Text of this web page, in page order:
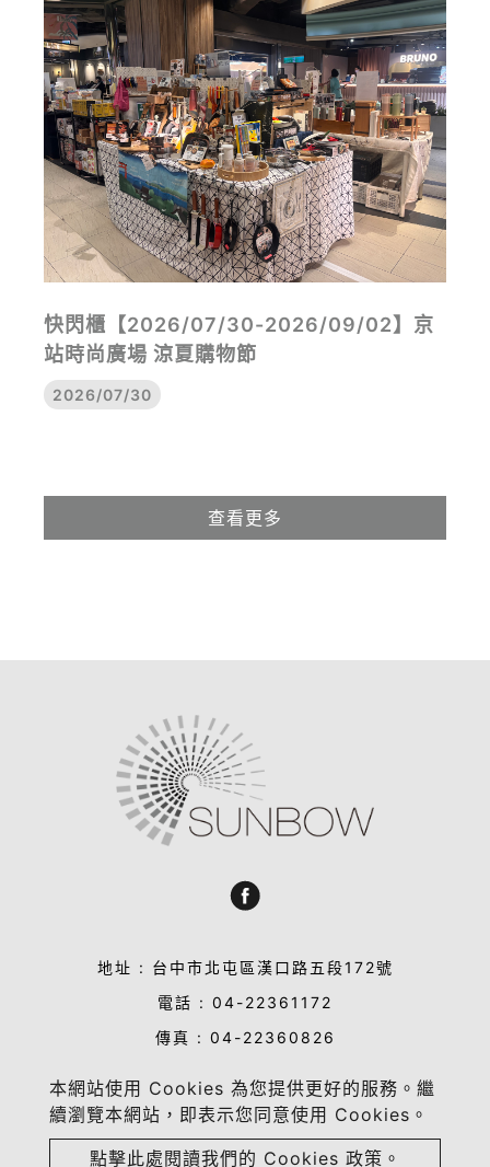
快閃櫃【2026/07/30-2026/09/02】京
站時尚廣場 涼夏購物節
2026/07/30
查看更多
本網站使用 Cookies 為您提供更好的服務。繼
續瀏覽本網站，即表示您同意使用 Cookies。
點擊此處閱讀我們的 Cookies 政策。
地址 : 台中市北屯區漢口路五段172號
電話 : 04-22361172
傳真 : 04-22360826
業務合作洽談 : sandy@sun-bow.com
Copyright © 2023-2026 晴虹實業有限公司 All rights